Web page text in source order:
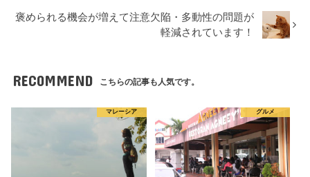
褒められる機会が増えて注意欠陥・多動性の問題が
軽減されています！
RECOMMEND こちらの記事も人気です。
マレーシア グルメ